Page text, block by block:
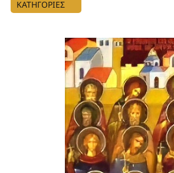
ΚΑΤΗΓΟΡΙΕΣ